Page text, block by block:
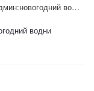
Джейсон☯....erfc〄 протест бана админ:новогодний водни
водни